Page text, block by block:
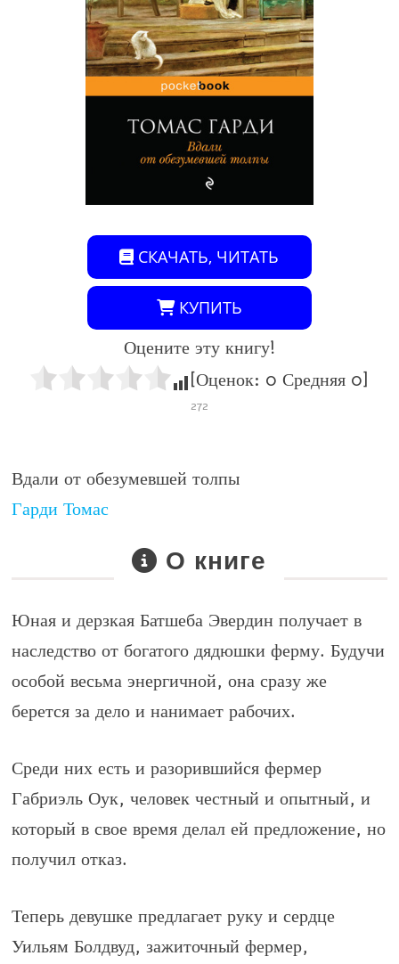
СКАЧАТЬ, ЧИТАТЬ
КУПИТЬ
Оцените эту книгу!
[Оценок: 0 Средняя 0]
272
Вдали от обезумевшей толпы
Гарди Томас
О книге
Юная и дерзкая Батшеба Эвердин получает в
наследство от богатого дядюшки ферму. Будучи
особой весьма энергичной, она сразу же
берется за дело и нанимает рабочих.
Среди них есть и разорившийся фермер
Габриэль Оук, человек честный и опытный, и
который в свое время делал ей предложение, но
получил отказ.
Теперь девушке предлагает руку и сердце
Уильям Болдвуд, зажиточный фермер,